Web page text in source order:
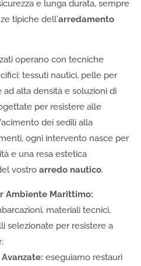
e lunga durata, sempre
tipiche dell’arredamento
operano con tecniche
tessuti nautici, pelle per
alta densità e soluzioni di
per resistere alle
dei sedili alla
ogni intervento nasce per
e una resa estetica
vostro arredo nautico.
Ambiente Marittimo:
materiali tecnici,
selezionate per resistere a
eseguiamo restauri